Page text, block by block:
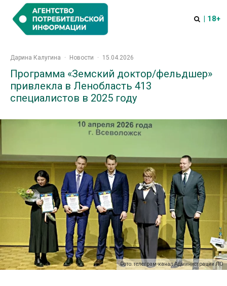
| 18+
Дарина Калугина · Новости · 15.04.2026
Программа «Земский доктор/фельдшер»
привлекла в Ленобласть 413
специалистов в 2025 году
Фото: телеграм-канал Администрации ЛО